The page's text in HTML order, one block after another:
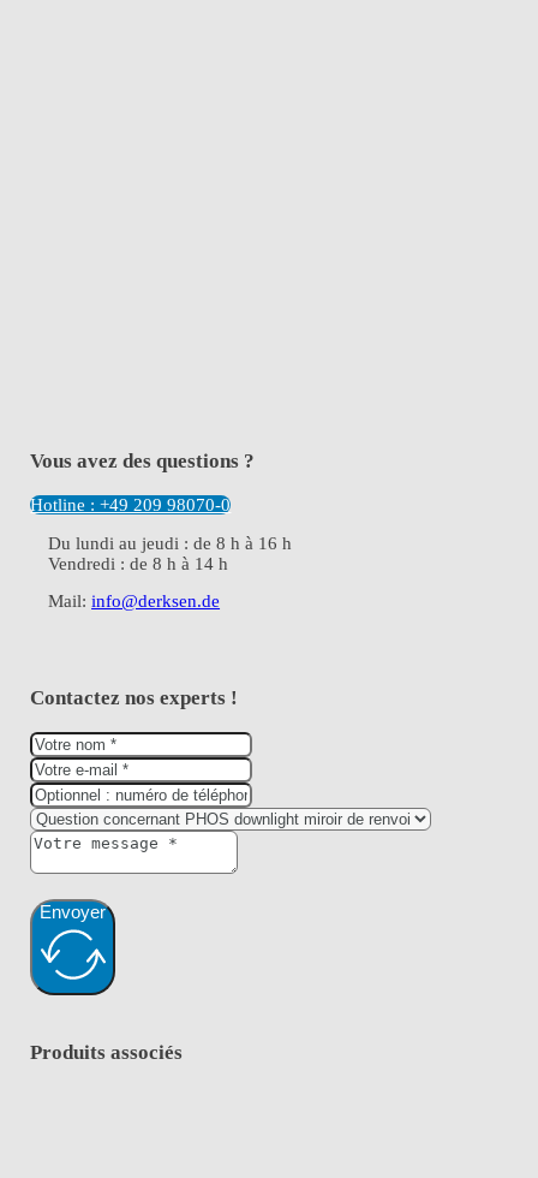
Vous avez des questions ?
Hotline : +49 209 98070-0
Du lundi au jeudi : de 8 h à 16 h
Vendredi : de 8 h à 14 h
Mail:info@derksen.de
Contactez nos experts !
Envoyer
Produits associés